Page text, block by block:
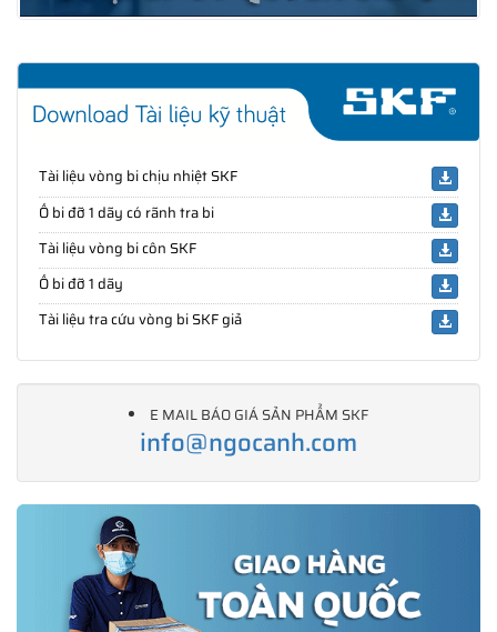
Tài liệu vòng bi chịu nhiệt SKF
Ổ bi đỡ 1 dãy có rãnh tra bi
Tài liệu vòng bi côn SKF
Ổ bi đỡ 1 dãy
Tài liệu tra cứu vòng bi SKF giả
E MAIL BÁO GIÁ SẢN PHẨM SKF
info@ngocanh.com